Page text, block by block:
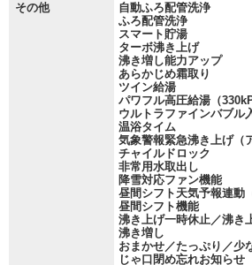
その他
自動ふろ配管洗浄
ふろ配管洗浄
スマート貯湯
ターボ沸き上げ
沸き増し能力アップ
あらかじめ霜取り
ツイン給湯
パワフル高圧給湯（
ウルトラファインバブル
温浴タイム
気象警報緊急沸き上げ（
チャイルドロック
非常用水取出し
降雪対応ファン機能
昼間シフト天気予報連動
昼間シフト機能
沸き上げ一時休止／沸き
沸き増し
おまかせ／たっぷり／少
じゃ口閉め忘れお知らせ